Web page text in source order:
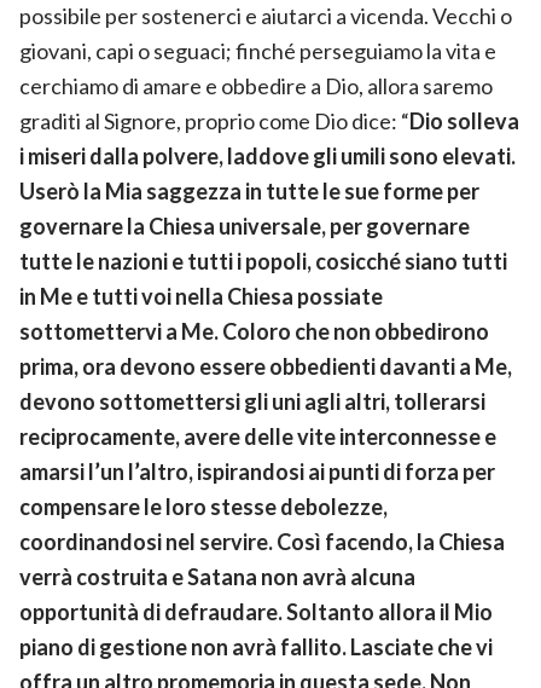
possibile per sostenerci e aiutarci a vicenda. Vecchi o
giovani, capi o seguaci; finché perseguiamo la vita e
cerchiamo di amare e obbedire a Dio, allora saremo
graditi al Signore, proprio come Dio dice: “Dio solleva
i miseri dalla polvere, laddove gli umili sono elevati.
Userò la Mia saggezza in tutte le sue forme per
governare la Chiesa universale, per governare
tutte le nazioni e tutti i popoli, cosicché siano tutti
in Me e tutti voi nella Chiesa possiate
sottomettervi a Me. Coloro che non obbedirono
prima, ora devono essere obbedienti davanti a Me,
devono sottomettersi gli uni agli altri, tollerarsi
reciprocamente, avere delle vite interconnesse e
amarsi l’un l’altro, ispirandosi ai punti di forza per
compensare le loro stesse debolezze,
coordinandosi nel servire. Così facendo, la Chiesa
verrà costruita e Satana non avrà alcuna
opportunità di defraudare. Soltanto allora il Mio
piano di gestione non avrà fallito. Lasciate che vi
offra un altro promemoria in questa sede. Non